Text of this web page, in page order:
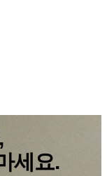
세요.